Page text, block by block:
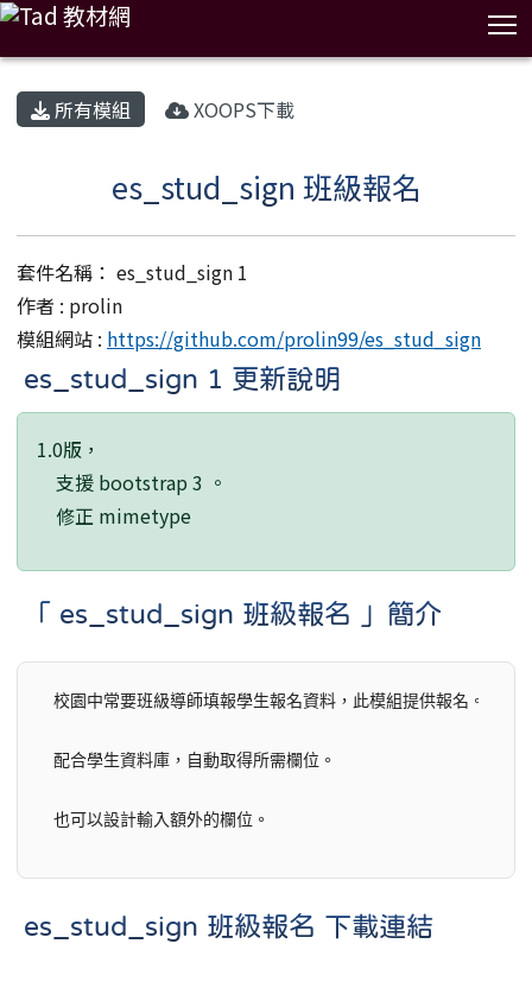
所有模組 XOOPS下載
es_stud_sign 班級報名
套件名稱： es_stud_sign 1
作者 : prolin
模組網站 : https://github.com/prolin99/es_stud_sign
es_stud_sign 1 更新說明
1.0版，
支援 bootstrap 3 。
修正 mimetype
「 es_stud_sign 班級報名 」簡介
校園中常要班級導師填報學生報名資料，此模組提供報名。
配合學生資料庫，自動取得所需欄位。
也可以設計輸入額外的欄位。
es_stud_sign 班級報名 下載連結